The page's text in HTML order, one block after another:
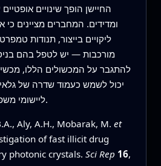
החיישן הופך שינויים
ומדידים. המחברים מציינים כי
ליקויים בייצור, תנודות
מורכבות — יש לטפל בהם
להתגבר על המכשולים הללו,
יכול לשמש כעמוד שדרה של
ליישומי משפט, קליניים וביטחוניים.
Aly, A.H., Mobarak, M. et
of fast illicit drug
photonic crystals. Sci Rep 16,